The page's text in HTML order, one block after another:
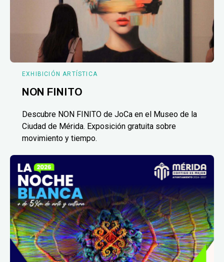
EXHIBICIÓN ARTÍSTICA
NON FINITO
Descubre NON FINITO de JoCa en el Museo de la
Ciudad de Mérida. Exposición gratuita sobre
movimiento y tiempo.